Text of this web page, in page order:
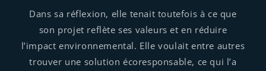
Dans sa réflexion, elle tenait toutefois à ce que
son projet reflète ses valeurs et en réduire
l’impact environnemental. Elle voulait entre autres
trouver une solution écoresponsable, ce qui l’a